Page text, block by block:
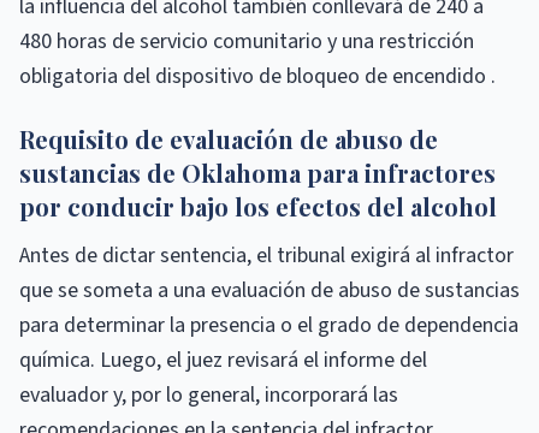
la influencia del alcohol también conllevará de 240 a
480 horas de servicio comunitario y una restricción
obligatoria del dispositivo de bloqueo de encendido .
Requisito de evaluación de abuso de
sustancias de Oklahoma para infractores
por conducir bajo los efectos del alcohol
Antes de dictar sentencia, el tribunal exigirá al infractor
que se someta a una evaluación de abuso de sustancias
para determinar la presencia o el grado de dependencia
química. Luego, el juez revisará el informe del
evaluador y, por lo general, incorporará las